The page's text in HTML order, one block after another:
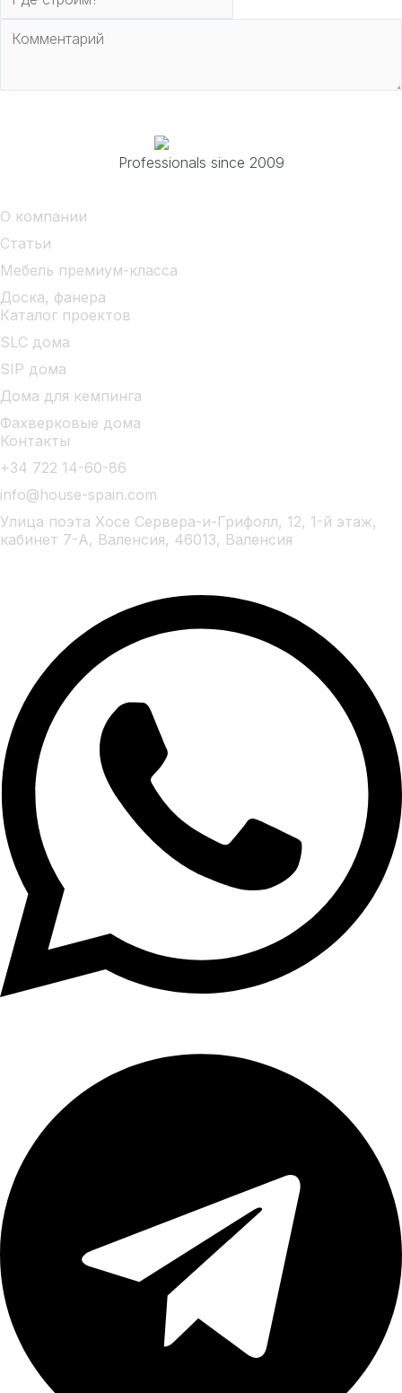
Professionals since 2009
О компании
Статьи
Мебель премиум-класса
Доска, фанера
Каталог проектов
SLC дома
SIP дома
Дома для кемпинга
Фахверковые дома
Контакты
+34 722 14-60-86
info@house-spain.com
Улица поэта Хосе Сервера-и-Грифолл, 12, 1-й этаж,
кабинет 7-А, Валенсия, 46013, Валенсия